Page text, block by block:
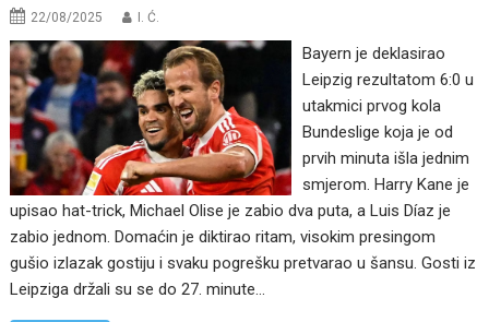
22/08/2025 I. Ć.
Bayern je deklasirao
Leipzig rezultatom 6:0 u
utakmici prvog kola
Bundeslige koja je od
prvih minuta išla jednim
smjerom. Harry Kane je
upisao hat-trick, Michael Olise je zabio dva puta, a Luis Díaz je
zabio jednom. Domaćin je diktirao ritam, visokim presingom
gušio izlazak gostiju i svaku pogrešku pretvarao u šansu. Gosti iz
Leipziga držali su se do 27. minute…